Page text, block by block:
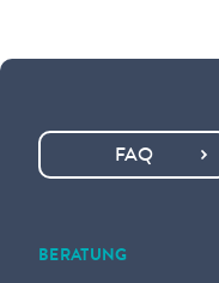
FAQ
BERATUNG